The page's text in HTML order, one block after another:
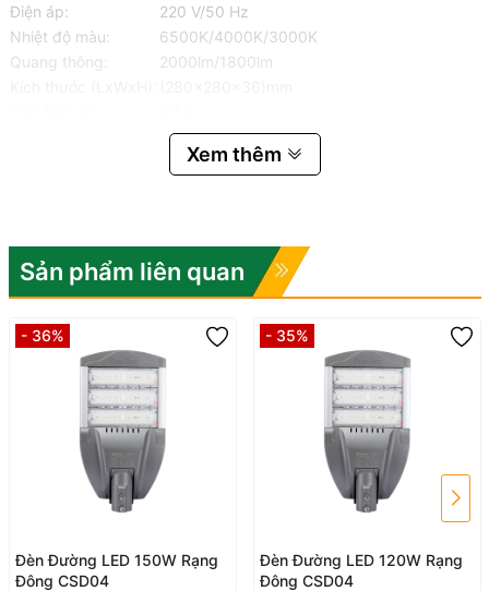
Điện áp:
220 V/50 Hz
Nhiệt độ màu:
6500K/4000K/3000K
Quang thông:
2000lm/1800lm
Xem thêm
Sản phẩm liên quan
- 36%
Đèn Đường LED 150W Rạng
Đông CSD04
- 35%
Đèn Đường LED 120W Rạng
Đông CSD04